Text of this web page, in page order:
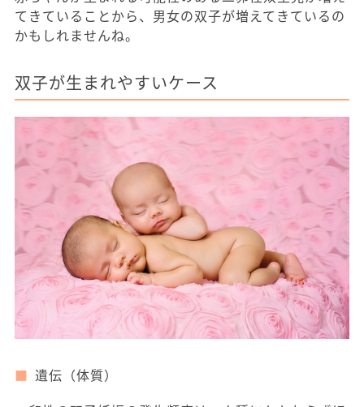
てきていることから、男女の双子が増えてきているの
かもしれませんね。
双子が生まれやすいケース
遺伝（体質）